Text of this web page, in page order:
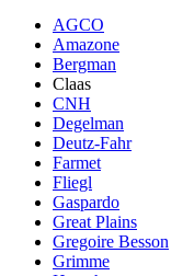
AGCO
Amazone
Bergman
Claas
CNH
Degelman
Deutz-Fahr
Farmet
Fliegl
Gaspardo
Great Plains
Gregoire Besson
Grimme